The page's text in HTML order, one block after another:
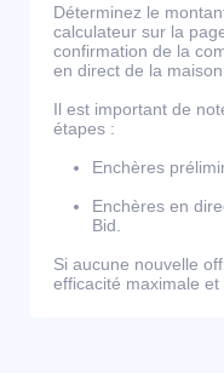
Déterminez le
calculateur sur la
confirmation de la
en direct de la maison
Il est important de
étapes :
Enchères
Enchères en
Bid.
Si aucune nouvelle
efficacité maximale et